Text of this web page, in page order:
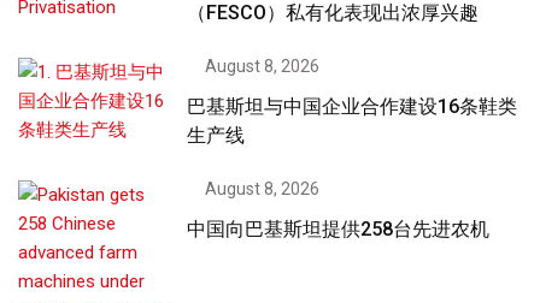
（FESCO）私有化表现出浓厚兴趣
August 8, 2026
巴基斯坦与中国企业合作建设16条鞋类
生产线
August 8, 2026
中国向巴基斯坦提供258台先进农机